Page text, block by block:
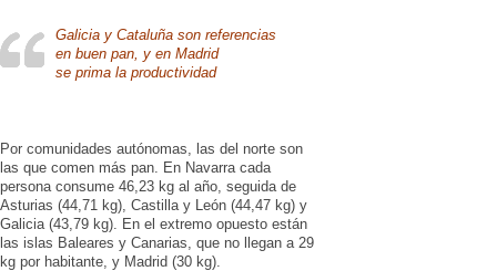
Galicia y Cataluña son referencias
en buen pan, y en Madrid
se prima la productividad
Por comunidades autónomas, las del norte son
las que comen más pan. En Navarra cada
persona consume 46,23 kg al año, seguida de
Asturias (44,71 kg), Castilla y León (44,47 kg) y
Galicia (43,79 kg). En el extremo opuesto están
las islas Baleares y Canarias, que no llegan a 29
kg por habitante, y Madrid (30 kg).